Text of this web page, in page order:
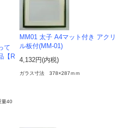
て
【R
40
MM01 太子 A4マット付き アクリ
ル板付(MM-01)
4,132円(内税)
ガラス寸法 378×287ｍｍ